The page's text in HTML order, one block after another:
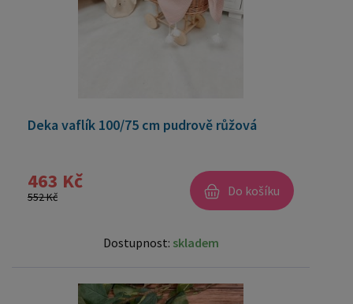
Deka vaflík 100/75 cm pudrově růžová
463 Kč
552 Kč Do košíku
Dostupnost: skladem